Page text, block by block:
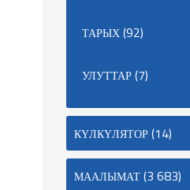
ТАРЫХ(92)
УЛУТТАР(7)
КҮЛКҮЛЯТОР(14)
МААЛЫМАТ(3 683)